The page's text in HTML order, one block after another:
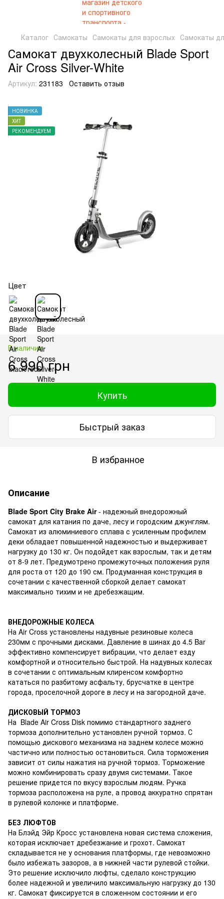
Каталог Самокаты Самокаты для взрослых Самокаты
Самокат двухколесный Blade Sport
Air Cross Silver-White
Артикул: 231183 Оставить отзыв
НОВИНКА
ХИТ
РЕКОМЕНДУЕМ
Цвет
В наличии
6 990 грн
Купить
Быстрый заказ
В избранное
Описание
Blade Sport City Brake Air- надежный внедорожный
самокат для катания по даче, лесу и городским джунглям.
Самокат из алюминиевого сплава с усиленным профилем
деки обладает повышенной надежностью и выдерживает
нагрузку до 130 кг. Он подойдет как взрослым, так и детям
от 8-9 лет. Предумотрено промежуточных положения руля
для роста от 120 до 190 см. Продуманная конструкция в
сочетании с качественной сборкой делает самокат
максимально тихим и не дребезжащим.
ВНЕДОРОЖНЫЕ КОЛЕСА
На Air Cross установлены надувные резиновые колеса
230мм с прочными дисками. Давление в шинах до 4.5 Bar
эффективно компенсирует вибрации, что делает езду
комфортной и относительно быстрой. На надувных колесах
в сочетании с оптимальным клиренсом комфортно
кататься по разбитому асфальту, брусчатке в центре
города, проселочной дороге в лесу и на загородной даче.
ДИСКОВЫЙ ТОРМОЗ
На Blade Air Cross Disk помимо стандартного заднего
тормоза дополнительно установлен ручной тормоз. С
помощью дискового механизма на заднем колесе можно
частично или полностью остановиться. Сила торможения
зависит от силы нажатия на ручной тормоз. Торможение
можно комбинировать сразу двумя системами. Такое
решение придется по вкусу взрослым людям. Ручка
тормоза расположена на руле, а провод аккуратно спрятан
в рулевой колонке и платформе.
БЕЗ ЛЮФТОВ
На Блэйд Эйр Кросс установлена новая система сложения,
которая исключает дребезжание и грохот. Самокат
складывается не у основания платформы, где невозможно
было избежать зазоров, а в нижней части рулевой стойки.
Это решение исключило люфты, сделало конструкцию
более надежной и увеличило максимальную нагрузку до 130
кг. Самокат фиксируется в сложенном состоянии и его